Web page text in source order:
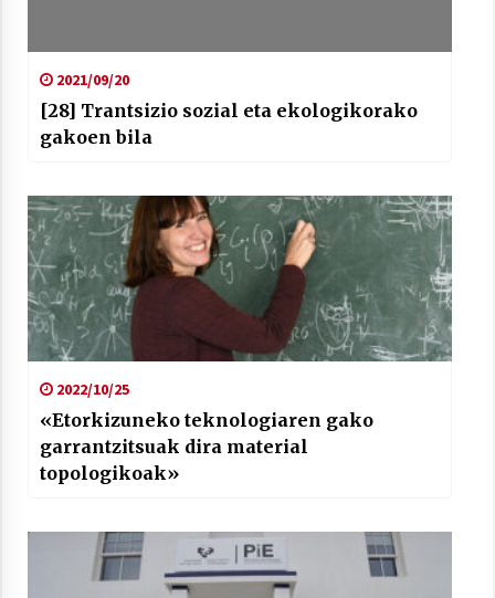
2021/09/20
[28] Trantsizio sozial eta ekologikorako
gakoen bila
2022/10/25
«Etorkizuneko teknologiaren gako
garrantzitsuak dira material
topologikoak»